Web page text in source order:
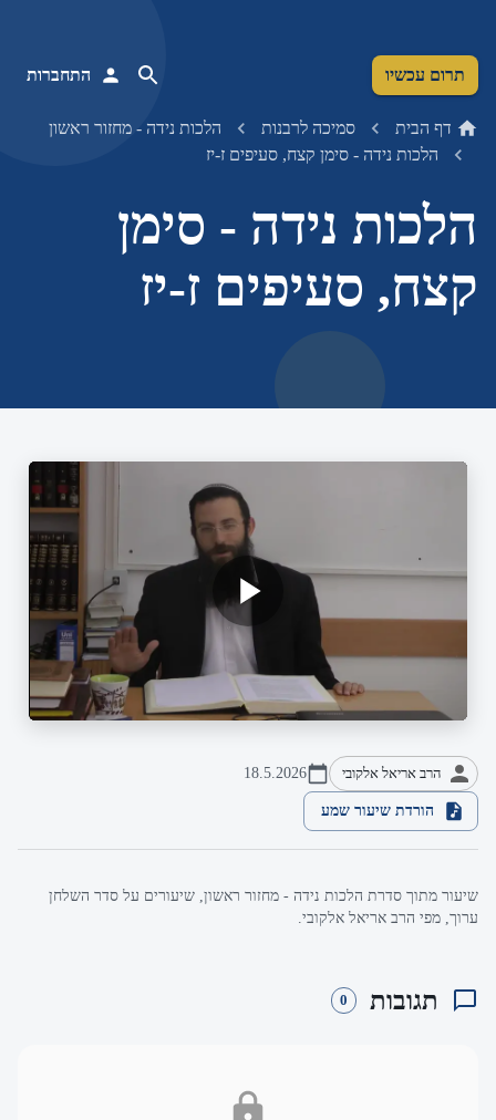
תרום עכשיו התחברות
דף הבית סמיכה לרבנות
הלכות נידה - מחזור ראשון
הלכות נידה - סימן קצח, סעיפים ז-יז
הלכות נידה - סימן
קצח, סעיפים ז-יז
הרב אריאל אלקובי 18.5.2026
הורדת שיעור שמע
שיעור מתוך סדרת הלכות נידה - מחזור ראשון, שיעורים על סדר השלחן
ערוך, מפי הרב אריאל אלקובי.
תגובות 0